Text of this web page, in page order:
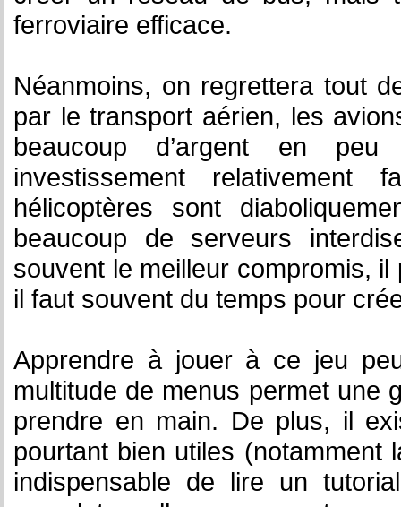
ferroviaire efficace.
Néanmoins, on regrettera tout
par le transport aérien, les
beaucoup d’argent en
investissement
hélicoptères sont
beaucoup de serveurs
souvent le meilleur compromis,
il faut souvent du temps pour
Apprendre à jouer à ce jeu
multitude de menus permet une
prendre en main. De plus, il
pourtant bien utiles
indispensable de lire un